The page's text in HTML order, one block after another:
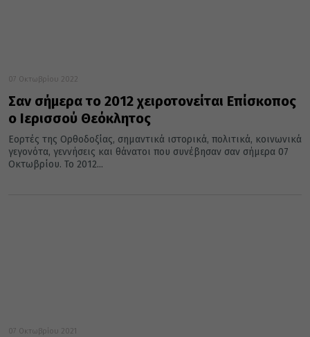
07 Οκτωβρίου 2022
Σαν σήμερα το 2012 χειροτονείται Επίσκοπος
ο Ιερισσού Θεόκλητος
Εορτές της Ορθοδοξίας, σημαντικά ιστορικά, πολιτικά, κοινωνικά
γεγονότα, γεννήσεις και θάνατοι που συνέβησαν σαν σήμερα 07
Οκτωβρίου. Το 2012...
07 Οκτωβρίου 2021